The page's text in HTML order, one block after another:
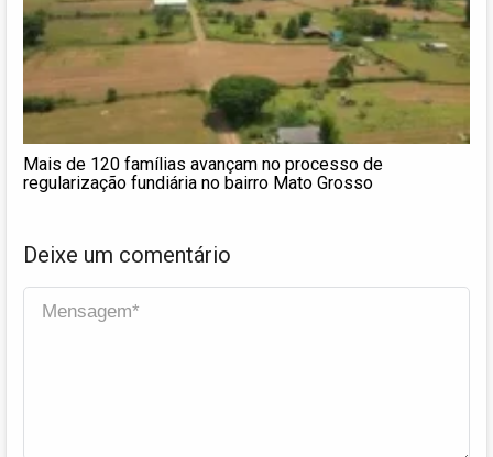
Mais de 120 famílias avançam no processo de
regularização fundiária no bairro Mato Grosso
Deixe um comentário